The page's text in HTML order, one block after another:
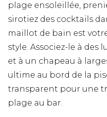
plage ensoleillée,
sirotiez des cocktails
maillot de bain est
style. Associez-le à des
et à un chapeau à
ultime au bord de la
transparent pour une
plage au bar.